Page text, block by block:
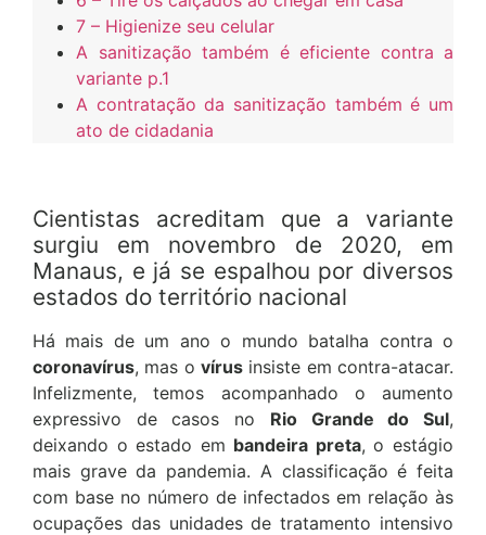
7 – Higienize seu celular
A sanitização também é eficiente contra a
variante p.1
A contratação da sanitização também é um
ato de cidadania
Cientistas acreditam que a variante
surgiu em novembro de 2020, em
Manaus, e já se espalhou por diversos
estados do território nacional
Há mais de um ano o mundo batalha contra o
coronavírus, mas o vírus insiste em contra-atacar.
Infelizmente, temos acompanhado o aumento
expressivo de casos no Rio Grande do Sul,
deixando o estado em bandeira preta, o estágio
mais grave da pandemia. A classificação é feita
com base no número de infectados em relação às
ocupações das unidades de tratamento intensivo